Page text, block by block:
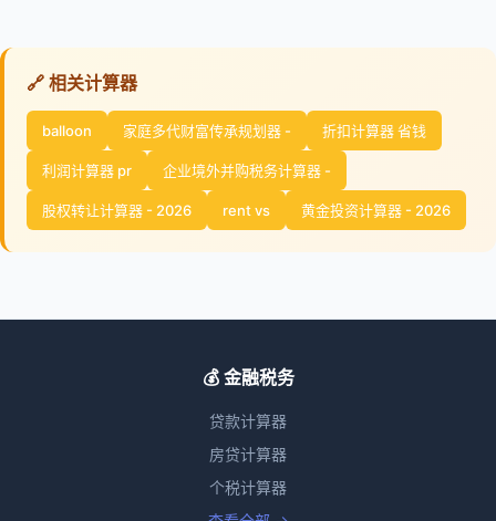
🔗 相关计算器
balloon 家庭多代财富传承规划器 - 折扣计算器 省钱
利润计算器 pr 企业境外并购税务计算器 -
股权转让计算器 - 2026 rent vs 黄金投资计算器 - 2026
💰 金融税务
贷款计算器
房贷计算器
个税计算器